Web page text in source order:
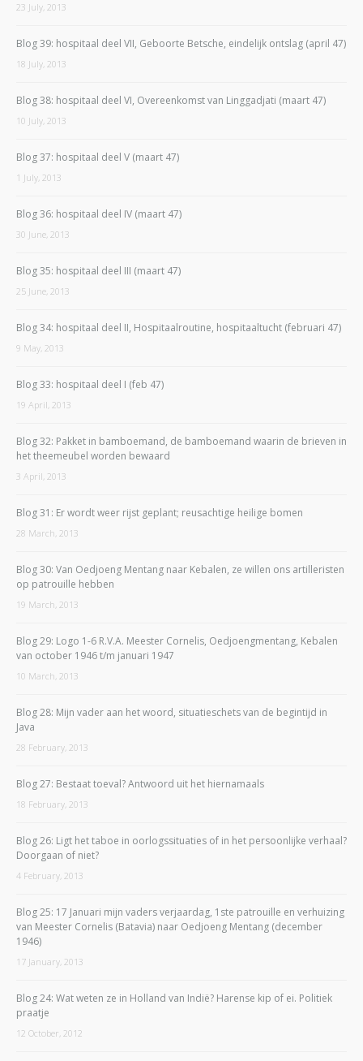
23 July, 2013
Blog 39: hospitaal deel VII, Geboorte Betsche, eindelijk ontslag (april 47)
18 July, 2013
Blog 38: hospitaal deel VI, Overeenkomst van Linggadjati (maart 47)
10 July, 2013
Blog 37: hospitaal deel V (maart 47)
1 July, 2013
Blog 36: hospitaal deel IV (maart 47)
30 June, 2013
Blog 35: hospitaal deel III (maart 47)
25 June, 2013
Blog 34: hospitaal deel II, Hospitaalroutine, hospitaaltucht (februari 47)
9 May, 2013
Blog 33: hospitaal deel I (feb 47)
19 April, 2013
Blog 32: Pakket in bamboemand, de bamboemand waarin de brieven in
het theemeubel worden bewaard
3 April, 2013
Blog 31: Er wordt weer rijst geplant; reusachtige heilige bomen
28 March, 2013
Blog 30: Van Oedjoeng Mentang naar Kebalen, ze willen ons artilleristen
op patrouille hebben
19 March, 2013
Blog 29: Logo 1-6 R.V.A. Meester Cornelis, Oedjoengmentang, Kebalen
van october 1946 t/m januari 1947
10 March, 2013
Blog 28: Mijn vader aan het woord, situatieschets van de begintijd in
Java
28 February, 2013
Blog 27: Bestaat toeval? Antwoord uit het hiernamaals
18 February, 2013
Blog 26: Ligt het taboe in oorlogssituaties of in het persoonlijke verhaal?
Doorgaan of niet?
4 February, 2013
Blog 25: 17 Januari mijn vaders verjaardag, 1ste patrouille en verhuizing
van Meester Cornelis (Batavia) naar Oedjoeng Mentang (december
1946)
17 January, 2013
Blog 24: Wat weten ze in Holland van Indië? Harense kip of ei. Politiek
praatje
12 October, 2012